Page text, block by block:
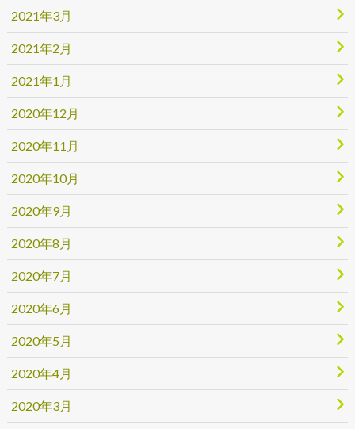
2021年3月
2021年2月
2021年1月
2020年12月
2020年11月
2020年10月
2020年9月
2020年8月
2020年7月
2020年6月
2020年5月
2020年4月
2020年3月